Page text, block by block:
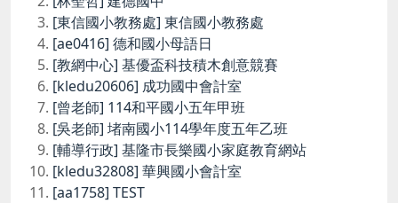
[東信國小教務處] 東信國小教務處
[ae0416] 德和國小母語日
[教網中心] 基優盃科技積木創意競賽
[kledu20606] 成功國中會計室
[曾老師] 114和平國小五年甲班
[吳老師] 堵南國小114學年度五年乙班
[輔導行政] 基隆市長樂國小家庭教育網站
[kledu32808] 華興國小會計室
[aa1758] TEST